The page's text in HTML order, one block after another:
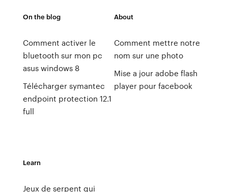
On the blog
Comment activer le
bluetooth sur mon pc
asus windows 8
Télécharger symantec
endpoint protection 12.1
full
About
Comment mettre notre
nom sur une photo
Mise a jour adobe flash
player pour facebook
Learn
Jeux de serpent qui